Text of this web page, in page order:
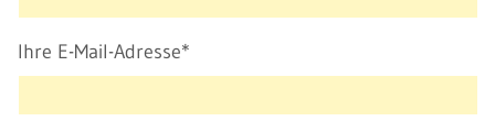
Ihre E-Mail-Adresse*